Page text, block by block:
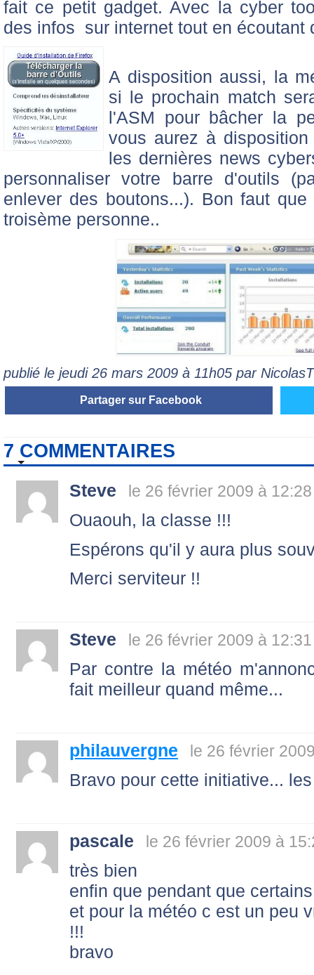
fait ce petit gadget. Avec la cyber
des infos sur internet tout en écoutant
A disposition aussi, la
si le prochain match
l'ASM pour bâcher la
vous aurez à
les dernières news
personnaliser votre barre d'outils
enlever des boutons...). Bon faut
troisème personne..
publié le jeudi 26 mars 2009 à 11h05 par
Partager sur Facebook
7 COMMENTAIRES
Steve le 26 février 2009 à 12:28
Ouaouh, la classe !!!
Espérons qu'il y aura plus
Merci serviteur !!
Steve le 26 février 2009 à 12:31
Par contre la météo
fait meilleur quand même...
philauvergne le 26 février
Bravo pour cette initiative...
pascale le 26 février 2009 à
très bien
enfin que pendant que
et pour la météo c est un peu
!!!
bravo